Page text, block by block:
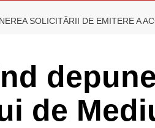
SOLICITĂRII DE EMITERE A
de